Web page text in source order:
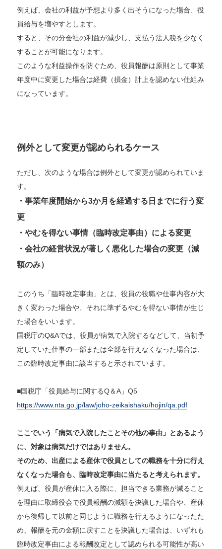
例えば、会社の利益が予想より多く出そうになった場合、役
員給与を増やすとします。
すると、その分会社の利益が減少し、支払う法人税を少なく
することが可能になります。
このような利益操作を防ぐため、役員報酬は原則として事業
年度中に変更した場合は経費（損金）計上を認めない仕組み
になっています。
例外として変更が認められるケース
ただし、次のような場合は例外として変更が認められていま
す。
・事業年度開始から3か月を経過する日までに行う変
更
・やむを得ない事情（臨時改定事由）による変更
・会社の経営状況が著しく悪化した場合の変更（減
額のみ）
このうち「臨時改定事由」とは、役員の役職や仕事内容が大
きく変わった場合や、それに準ずるやむを得ない事情が生じ
た場合をいいます。
国税庁のQ&Aでは、役員が病気で入院するなどして、当初予
定していた仕事の一部または全部を行えなくなった場合は、
この臨時改定事由に該当すると示されています。
■国税庁「役員給与に関するQ＆A」Q5
https://www.nta.go.jp/law/joho-zeikaishaku/hojin/qa.pdf
ここでいう「病気で入院したことその他の事由」とあるよう
に、対象は病気だけではありません。
そのため、出産による産休で役員としての職務を十分に行え
なくなった場合も、臨時改定事由に当たると考えられます。
例えば、役員が産休に入る際に、担当できる業務が減ること
を理由に取締役会で役員報酬の減額を決議した場合や、産休
から復帰して以前と同じように職務を行えるようになったた
め、報酬を元の金額に戻すことを決議した場合は、いずれも
臨時改定事由による報酬改定として認められる可能性が高い